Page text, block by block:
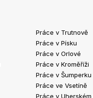
Práce v Trutnově
Práce v Písku
Práce v Orlové
Práce v Kroměříži
Práce v Šumperku
Práce ve Vsetíně
Práce v Uherském